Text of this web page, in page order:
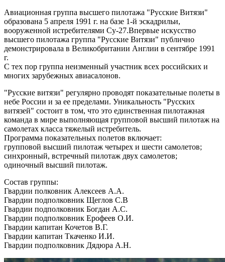
Авиационная группа высшего пилотажа "Русские Витязи"
образована 5 апреля 1991 г. на базе 1-й эскадрильи,
вооруженной истребителями Су-27.Впервые искусство
высшего пилотажа группа "Русские Витязи" публично
демонстрировала в Великобритании Англии в сентябре 1991
г.
С тех пор группа неизменный участник всех российских и
многих зарубежных авиасалонов.
"Русские витязи" регулярно проводят показательные полеты в
небе России и за ее пределами. Уникальность "Русских
витязей" состоит в том, что это единственная пилотажная
команда в мире выполняющая групповой высший пилотаж на
самолетах класса тяжелый истребитель.
Программа показательных полетов включает:
групповой высший пилотаж четырех и шести самолетов;
синхронный, встречный пилотаж двух самолетов;
одиночный высший пилотаж.
Состав группы:
Гвардии полковник Алексеев А.А.
Гвардии подполковник Щеглов С.В
Гвардии подполковник Богдан А.С.
Гвардии подполковник Ерофеев О.И.
Гвардии капитан Кочетов В.Г.
Гвардии капитан Ткаченко И.И.
Гвардии подполковник Дядюра А.Н.